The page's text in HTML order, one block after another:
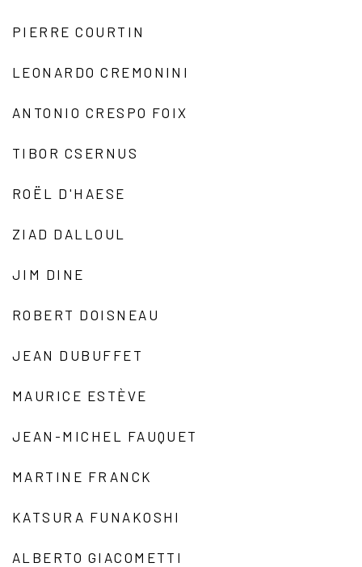
PIERRE COURTIN
LEONARDO CREMONINI
ANTONIO CRESPO FOIX
TIBOR CSERNUS
ROËL D'HAESE
ZIAD DALLOUL
JIM DINE
ROBERT DOISNEAU
JEAN DUBUFFET
MAURICE ESTÈVE
JEAN-MICHEL FAUQUET
MARTINE FRANCK
KATSURA FUNAKOSHI
ALBERTO GIACOMETTI